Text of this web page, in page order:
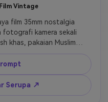
Vintage
film 35mm nostalgia
kamera sekali
khas, pakaian Muslim
tradisional, tekstur
gambar, nada warna
pudar film, senyum
kegembiraan tulus,
flare cahaya khas film
Serupa ↗